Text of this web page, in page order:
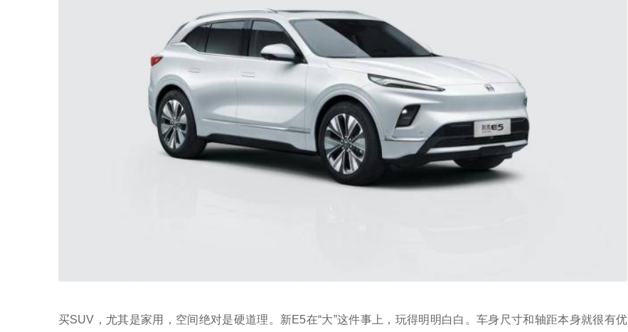
买SUV，尤其是家用，空间绝对是硬道理。新E5在“大”这件事上，玩得明明白白。车身尺寸和轴距本身就很有优